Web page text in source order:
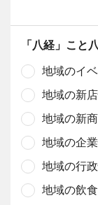
「八経」こと
地域のイ
地域の新
地域の新
地域の企
地域の行
地域の飲